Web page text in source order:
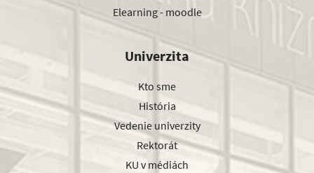
Elearning - moodle
Univerzita
Kto sme
História
Vedenie univerzity
Rektorát
KU v médiách